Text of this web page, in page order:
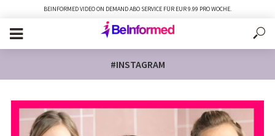
BEINFORMED VIDEO ON DEMAND ABO SERVICE FÜR EUR 9.99 PRO WOCHE.
#INSTAGRAM